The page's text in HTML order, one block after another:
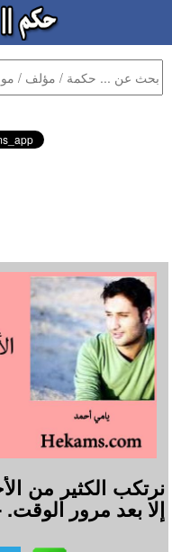
نرتكب الكثير من
إلا بعد مرور